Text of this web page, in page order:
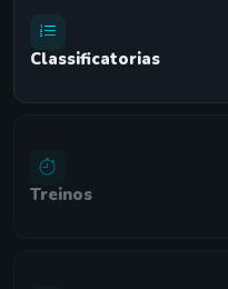
Classificatorias
Treinos